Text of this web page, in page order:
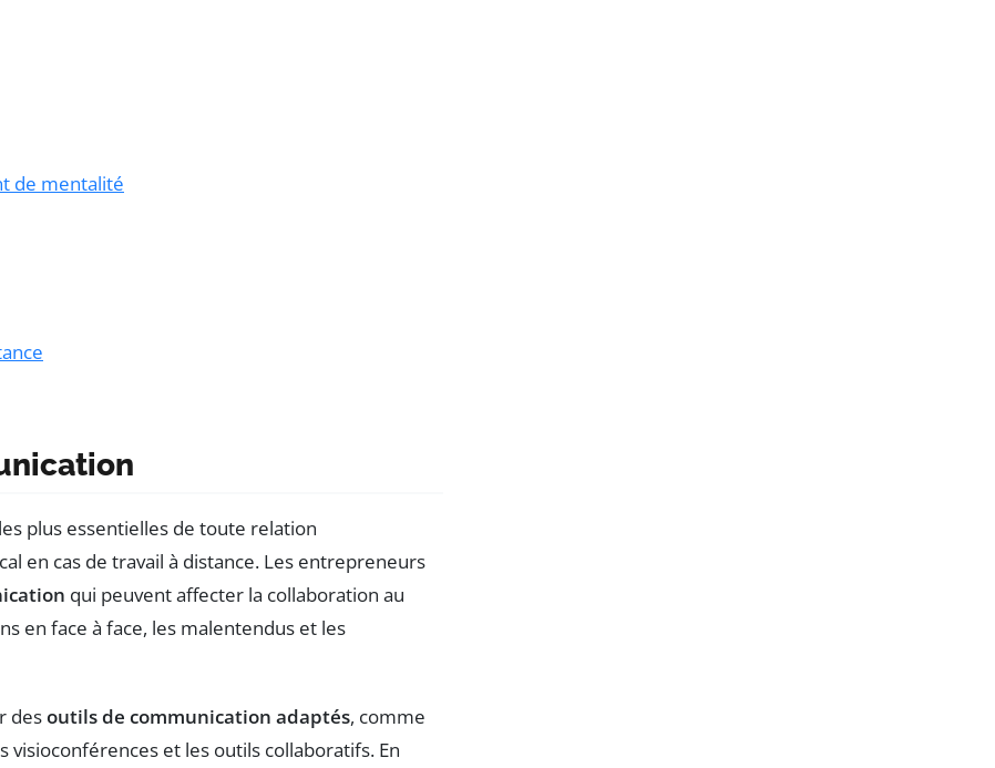
de mentalité
plus essentielles de toute relation
en cas de travail à distance. Les entrepreneurs
qui peuvent affecter la collaboration au
en face à face, les malentendus et les
desoutils de communication adaptés, comme
et les outils collaboratifs. En